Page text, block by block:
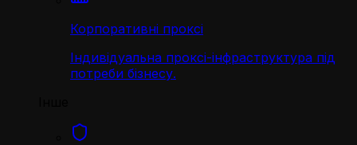
Корпоративні проксі
Індивідуальна проксі-інфраструктура під
потреби бізнесу.